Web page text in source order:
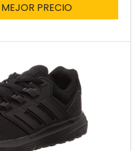
PRECIO